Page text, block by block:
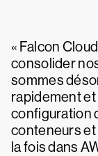
« Falcon
consolider
sommes
rapidement
configuration
conteneurs et
la fois dans